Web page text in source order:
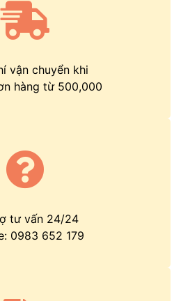
vận chuyển khi
hàng từ 500,000
tư vấn 24/24
0983 652 179